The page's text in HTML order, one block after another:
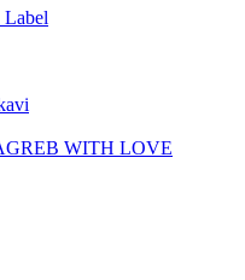
WITH LOVE